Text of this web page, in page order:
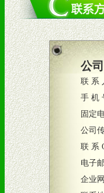
四、市场操作及支持
1、根据区域市场协助
2、根据具体情况公司
3、根据市场需要，派
4、根据市场情况公司
五、退换货制度
1、给予前期市场操作
2、对于临期，滞销品给
六、服务优势
1、完善的信息服务咨
2、售后服务：突发性
公
联 系
手 机
固定
公司
联 系
电子
企业